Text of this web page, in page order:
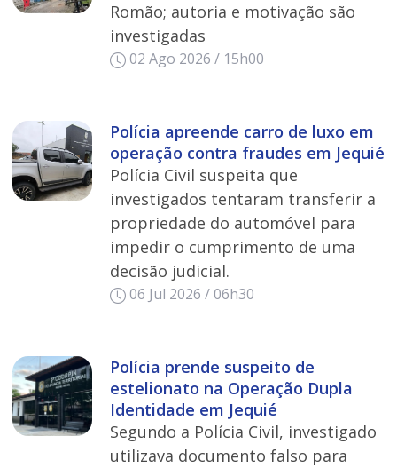
Romão; autoria e motivação são
investigadas
02 Ago 2026 / 15h00
Polícia apreende carro de luxo em
operação contra fraudes em Jequié
Polícia Civil suspeita que
investigados tentaram transferir a
propriedade do automóvel para
impedir o cumprimento de uma
decisão judicial.
06 Jul 2026 / 06h30
Polícia prende suspeito de
estelionato na Operação Dupla
Identidade em Jequié
Segundo a Polícia Civil, investigado
utilizava documento falso para